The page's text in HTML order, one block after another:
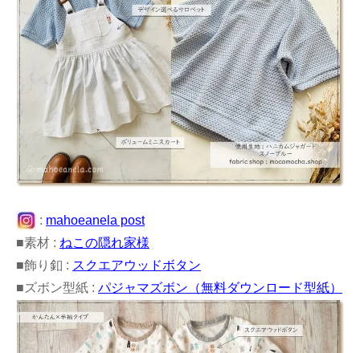
: mahoeanela post
■素材 : ねこの隠れ家様
■飾り釦 : スクエアウッドボタン
■ズボン型紙 : パジャマズボン（無料ダウンロード型紙）